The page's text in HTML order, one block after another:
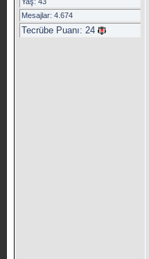
Mesajlar: 4.674
Tecrübe Puanı: 24